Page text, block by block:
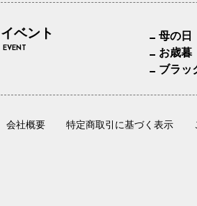
イベント
EVENT
母の日
お歳暮
ブラッ
会社概要 特定商取引に基づく表示